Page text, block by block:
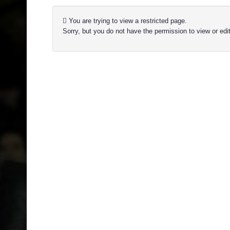
You are trying to view a restricted page.
Sorry, but you do not have the permission to view or